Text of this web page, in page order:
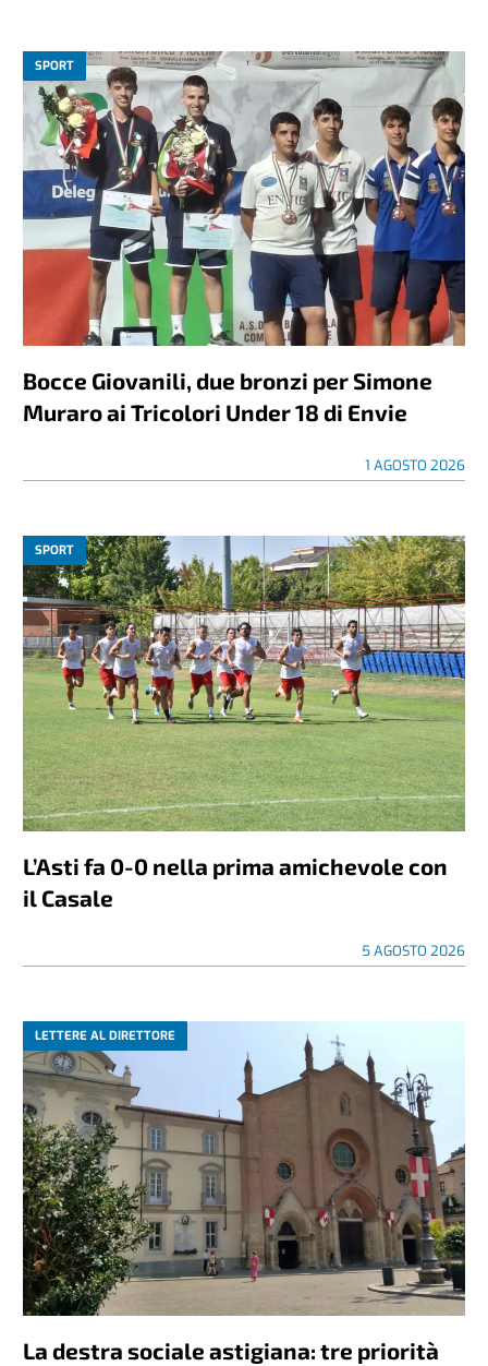
SPORT
Bocce Giovanili, due bronzi per Simone
Muraro ai Tricolori Under 18 di Envie
1 AGOSTO 2026
SPORT
L’Asti fa 0-0 nella prima amichevole con
il Casale
5 AGOSTO 2026
LETTERE AL DIRETTORE
La destra sociale astigiana: tre priorità